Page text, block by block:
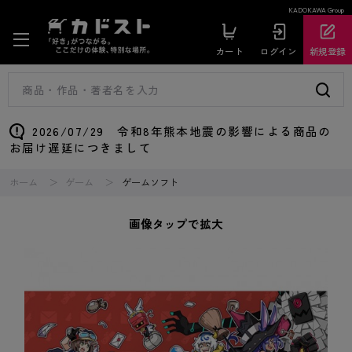
KADOKAWA Group
カート ログイン 新規登録
2026/07/29 令和8年熊本地震の影響による商品の
お届け遅延につきまして
ホーム ゲーム ゲームソフト
画像タップで拡大